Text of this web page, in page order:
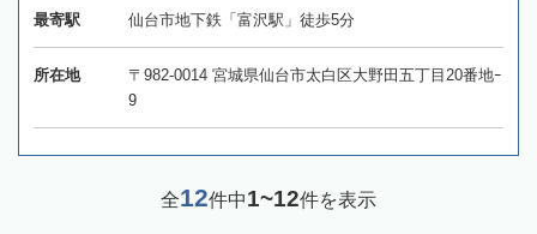
最寄駅 仙台市地下鉄「富沢駅」徒歩5分
所在地
〒982-0014 宮城県仙台市太白区大野田五丁目20番地ｰ
9
全12件中1~12件を表示